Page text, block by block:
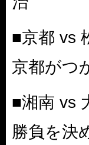
■京都 vs
京都がつ
■湘南 vs
勝負を決